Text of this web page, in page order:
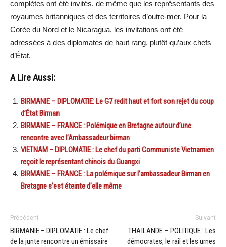
complètes ont été invités, de même que les représentants des
royaumes britanniques et des territoires d’outre-mer. Pour la
Corée du Nord et le Nicaragua, les invitations ont été
adressées à des diplomates de haut rang, plutôt qu’aux chefs
d’État.
A Lire Aussi:
BIRMANIE – DIPLOMATIE: Le G7 redit haut et fort son rejet du coup
d’État Birman
BIRMANIE – FRANCE : Polémique en Bretagne autour d’une
rencontre avec l’Ambassadeur birman
VIETNAM – DIPLOMATIE : Le chef du parti Communiste Vietnamien
reçoit le représentant chinois du Guangxi
BIRMANIE – FRANCE : La polémique sur l’ambassadeur Birman en
Bretagne s’est éteinte d’elle même
Précédent
BIRMANIE – DIPLOMATIE : Le chef
de la junte rencontre un émissaire
Suivant
THAÏLANDE – POLITIQUE : Les
démocrates, le rail et les urnes